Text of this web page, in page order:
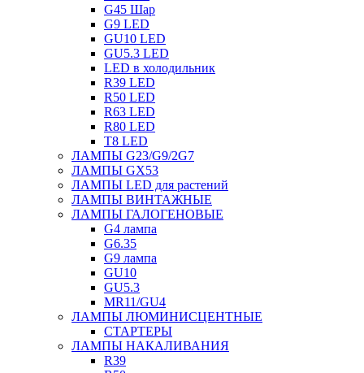
G45 Шар
G9 LED
GU10 LED
GU5.3 LED
LED в холодильник
R39 LED
R50 LED
R63 LED
R80 LED
T8 LED
ЛАМПЫ G23/G9/2G7
ЛАМПЫ GX53
ЛАМПЫ LED для растений
ЛАМПЫ ВИНТАЖНЫЕ
ЛАМПЫ ГАЛОГЕНОВЫЕ
G4 лампа
G6.35
G9 лампа
GU10
GU5.3
MR11/GU4
ЛАМПЫ ЛЮМИНИСЦЕНТНЫЕ
СТАРТЕРЫ
ЛАМПЫ НАКАЛИВАНИЯ
R39